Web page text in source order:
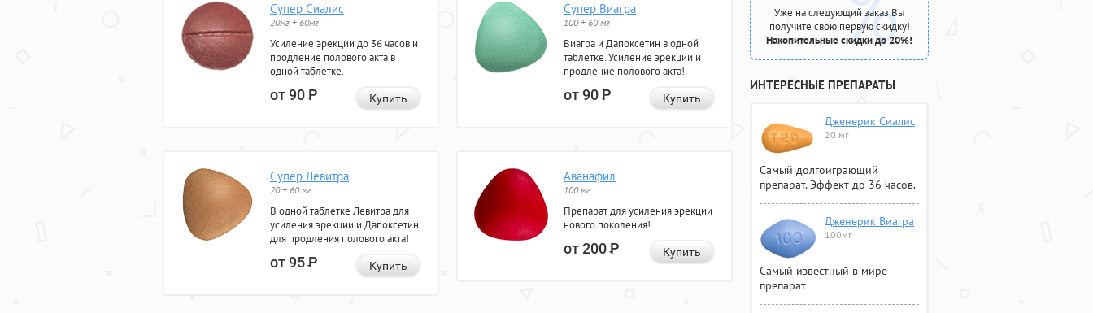
Супер Сиалис
20мг + 60мг
Усиление эрекции до 36 часов и
продление полового акта в
одной таблетке.
от 90Р Купить
Супер Виагра
100 + 60 мг
Виагра и Дапоксетин в одной
таблетке. Усиление эрекции и
продление полового акта!
от 90Р Купить
Супер Левитра
20 + 60 мг
В одной таблетке Левитра для
усиления эрекции и Дапоксетин
для продления полового акта!
от 95Р Купить
Аванафил
100 мг
Препарат для усиления эрекции
нового поколения!
от 200Р Купить
Уже на следующий заказ Вы
получите свою первую скидку!
Накопительные скидки до 20%!
ИНТЕРЕСНЫЕ ПРЕПАРАТЫ
Дженерик Сиалис
20 мг
Самый долгоиграющий
препарат. Эффект до 36 часов.
Дженерик Виагра
100мг
Самый известный в мире
препарат